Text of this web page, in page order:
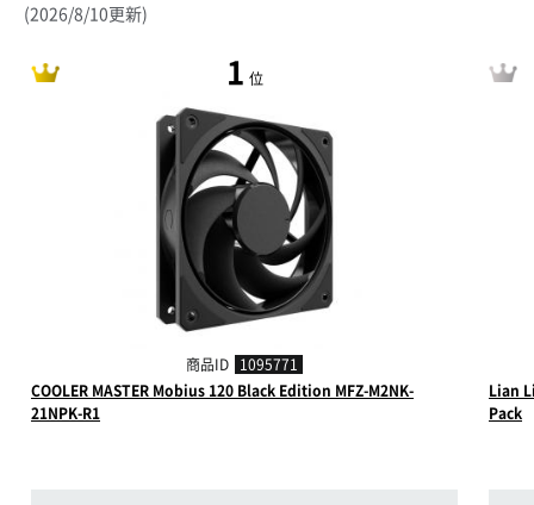
(2026/8/10更新)
1 位
商品ID 1095771
COOLER MASTER Mobius 120 Black Edition MFZ-M2NK-
21NPK-R1
Lian
Pack